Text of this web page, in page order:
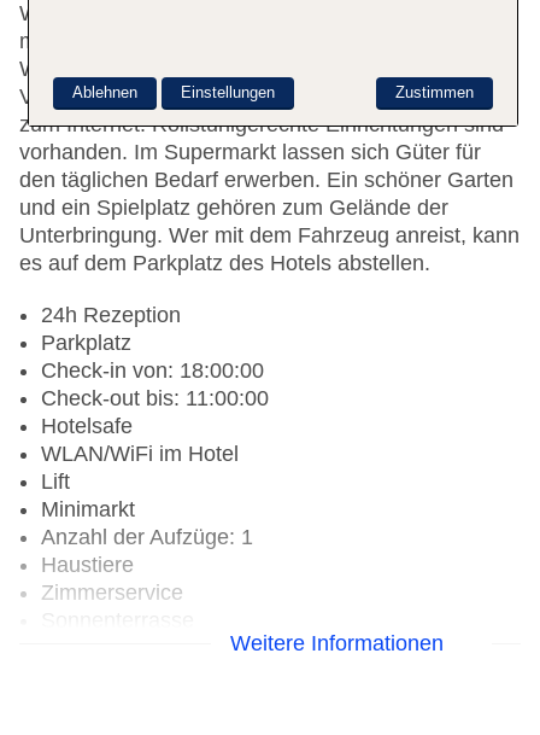
Wechselstube, ein TV-Raum, eine Autovermietung,
medizinische Betreuung, ein Zimmerservice und ein
Wäscheservice stehen den Gästen des Hauses zur
Verfügung. Per WLAN erhalten die Gäste Zugang
zum Internet. Rollstuhlgerechte Einrichtungen sind
vorhanden. Im Supermarkt lassen sich Güter für
den täglichen Bedarf erwerben. Ein schöner Garten
und ein Spielplatz gehören zum Gelände der
Unterbringung. Wer mit dem Fahrzeug anreist, kann
es auf dem Parkplatz des Hotels abstellen.
24h Rezeption
Parkplatz
Check-in von: 18:00:00
Check-out bis: 11:00:00
Hotelsafe
WLAN/WiFi im Hotel
Lift
Minimarkt
Anzahl der Aufzüge: 1
Haustiere
Zimmerservice
Gesamtanzahl der Zimmer: 66Weitere Informationen
Zustimmen
Ablehnen Einstellungen